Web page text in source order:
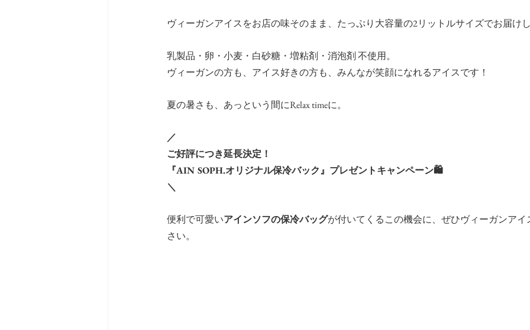
ヴィーガンアイスをお店の味そのまま、たっぷり大容量の2リットルサイズでお届け
乳製品・卵・小麦・白砂糖・増粘剤・消泡剤 不使用。
ヴィーガンの方も、アイス好きの方も、みんなが笑顔になれるアイスです！
夏の暑さも、あっという間にRelax timeに。
／
ご好評につき延長決定！
『AIN SOPH.オリジナル保冷バック』プレゼントキャンペーン🛍️
＼
便利で可愛いアインソフの保冷バッグが付いてくるこの機会に、ぜひヴィーガンア
さい。